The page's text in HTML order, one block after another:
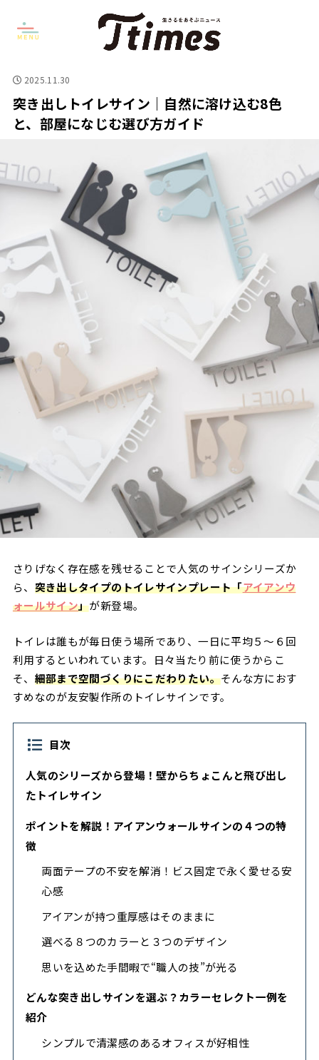
2025.11.30
突き出しトイレサイン｜自然に溶け込む8色
と、部屋になじむ選び方ガイド
さりげなく存在感を残せることで人気のサインシリーズか
ら、 突き出しタイプのトイレサインプレート「アイアンウ
ォールサイン」が新登場。
トイレは誰もが毎日使う場所であり、一日に平均５〜６回
利用するといわれています。日々当たり前に使うからこ
そ、 細部まで空間づくりにこだわりたい。そんな方におす
すめなのが友安製作所のトイレサインです。
目次
人気のシリーズから登場！壁からちょこんと飛び出し
たトイレサイン
ポイントを解説！アイアンウォールサインの４つの特
徴
両面テープの不安を解消！ビス固定で永く愛せる安
心感
アイアンが持つ重厚感はそのままに
選べる８つのカラーと３つのデザイン
思いを込めた手間暇で“職人の技”が光る
どんな突き出しサインを選ぶ？カラーセレクト一例を
紹介
シンプルで清潔感のあるオフィスが好相性